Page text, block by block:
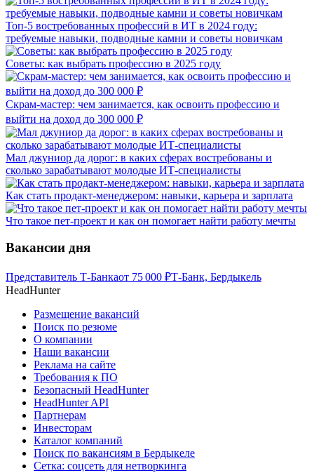
Топ-5 востребованных профессий в ИТ в 2024 году:
требуемые навыки, подводные камни и советы новичкам
Советы: как выбрать профессию в 2025 году
Скрам-мастер: чем занимается, как освоить профессию и
выйти на доход до 300 000 ₽
Мал джуниор да дорог: в каких сферах востребованы и
сколько зарабатывают молодые ИТ-специалисты
Как стать продакт-менеджером: навыки, карьера и зарплата
Что такое пет-проект и как он помогает найти работу мечты
Вакансии дня
Представитель Т-Банкаот 75 000 ₽Т-Банк, Бердыкель
HeadHunter
Размещение вакансий
Поиск по резюме
О компании
Наши вакансии
Реклама на сайте
Требования к ПО
Безопасный HeadHunter
HeadHunter API
Партнерам
Инвесторам
Каталог компаний
Поиск по вакансиям в Бердыкеле
Сетка: соцсеть для нетворкинга